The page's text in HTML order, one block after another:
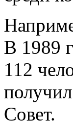
В 1989
112
Совет.